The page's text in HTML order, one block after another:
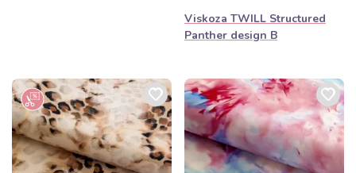
Viskoza TWILL Structured
Panther design B